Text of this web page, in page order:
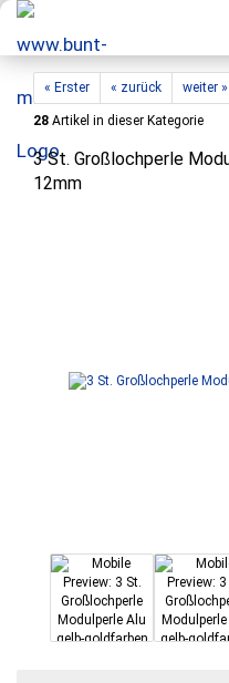
« Erster « zurück weiter »
28 Artikel in dieser Kategorie
3 St. Großlochperle
12mm